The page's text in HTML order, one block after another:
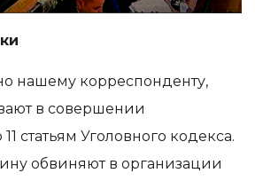
нашему корреспонденту,
в совершении
статьям Уголовного кодекса.
обвиняют в организации